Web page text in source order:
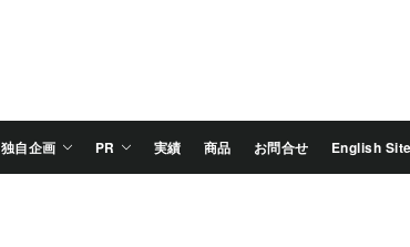
Groovy
Japan
独自企画 PR 実績 商品 お問合せ English